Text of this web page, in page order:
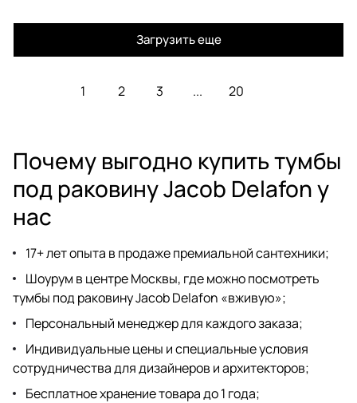
Загрузить еще
1 2 3 ... 20
Почему выгодно купить тумбы
под раковину Jacob Delafon у
нас
17+ лет опыта в продаже премиальной сантехники;
Шоурум в центре Москвы, где можно посмотреть
тумбы под раковину Jacob Delafon «вживую»;
Персональный менеджер для каждого заказа;
Индивидуальные цены и специальные условия
сотрудничества для дизайнеров и архитекторов;
Бесплатное хранение товара до 1 года;